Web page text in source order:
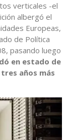
verticales -el
albergó el
Europeas,
de Política
pasando luego
en estado de
años más